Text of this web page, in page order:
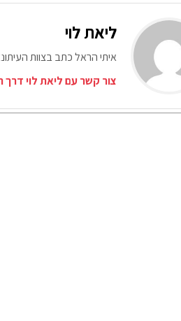
ליאת לוי
איתי הראל כתב בצוות
צור קשר עם ליאת לוי דרך